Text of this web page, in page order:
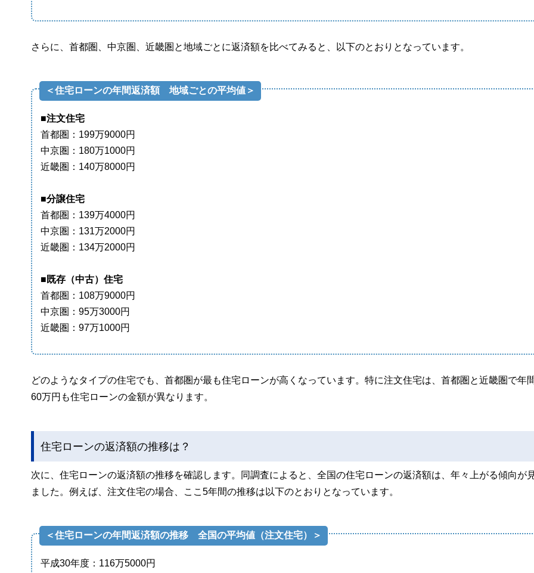
さらに、首都圏、中京圏、近畿圏と地域ごとに返済額を比べてみると、以下のとおりとなっています。
＜住宅ローンの年間返済額 地域ごとの平均値＞
■注文住宅
首都圏：199万9000円
中京圏：180万1000円
近畿圏：140万8000円
■分譲住宅
首都圏：139万4000円
中京圏：131万2000円
近畿圏：134万2000円
■既存（中古）住宅
首都圏：108万9000円
中京圏：95万3000円
近畿圏：97万1000円
どのようなタイプの住宅でも、首都圏が最も住宅ローンが高くなっています。特に注文住宅は、首都圏と近畿圏で年
60万円も住宅ローンの金額が異なります。
住宅ローンの返済額の推移は？
次に、住宅ローンの返済額の推移を確認します。同調査によると、全国の住宅ローンの返済額は、年々上がる傾向が
ました。例えば、注文住宅の場合、ここ5年間の推移は以下のとおりとなっています。
＜住宅ローンの年間返済額の推移 全国の平均値（注文住宅）＞
平成30年度：116万5000円